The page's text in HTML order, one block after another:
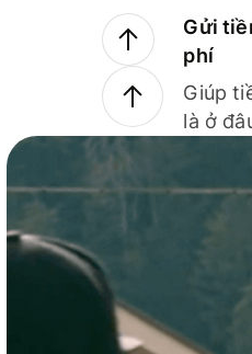
Gửi
phí
Giúp
là ở